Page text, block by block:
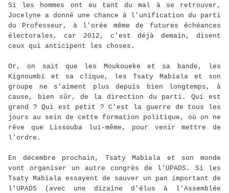
Si les hommes ont eu tant du mal à se retrouver,
Jocelyne a donné une chance à l'unification du parti
du Professeur, à l'orée même de futures échéances
électorales, car 2012, c'est déjà demain, disent
ceux qui anticipent les choses.
Or, on sait que les Moukoueke et sa bande, les
Kignoumbi et sa clique, les Tsaty Mabiala et son
groupe ne s'aiment plus depuis bien longtemps, à
cause, bien sûr, de la direction du parti. Qui est
grand ? Qui est petit ? C'est la guerre de tous les
jours au sein de cette formation politique, où on ne
rêve que Lissouba lui-même, pour venir mettre de
l'ordre.
En décembre prochain, Tsaty Mabiala et son monde
vont organiser un autre congrès de l'UPADS. Si les
Tsaty Mabiala essayent de sauver un pan important de
l'UPADS (avec une dizaine d'élus à l'Assemblée